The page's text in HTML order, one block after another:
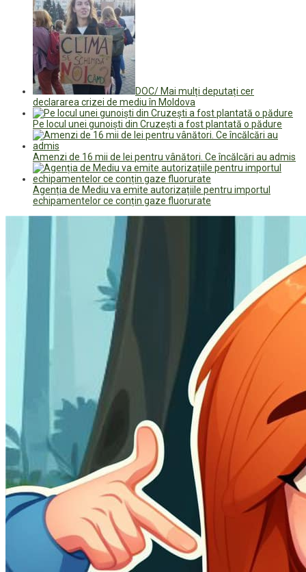
DOC/ Mai mulți deputați cer
declararea crizei de mediu în Moldova
Pe locul unei gunoiști din Cruzești a fost plantată o pădure
Amenzi de 16 mii de lei pentru vânători. Ce încălcări au admis
Agenția de Mediu va emite autorizațiile pentru importul
echipamentelor ce conțin gaze fluorurate